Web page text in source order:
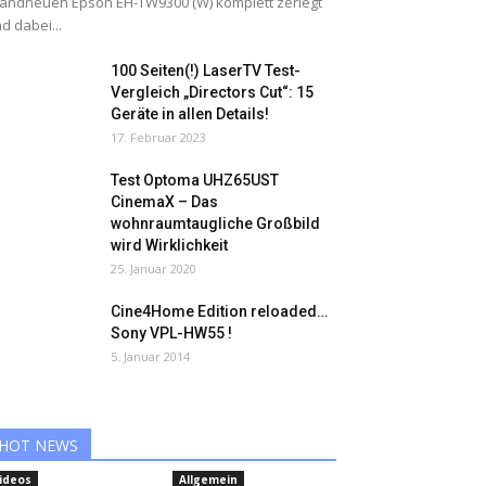
dabei...
100 Seiten(!) LaserTV Test-
Vergleich „Directors Cut“: 15
Geräte in allen Details!
17. Februar 2023
Test Optoma UHZ65UST
CinemaX – Das
wohnraumtaugliche Großbild
wird Wirklichkeit
25. Januar 2020
Cine4Home Edition reloaded…
Sony VPL-HW55 !
5. Januar 2014
HOT NEWS
Allgemein